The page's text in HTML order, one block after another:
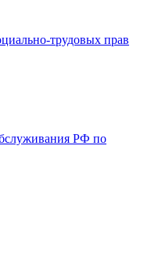
трудовых прав
РФ по